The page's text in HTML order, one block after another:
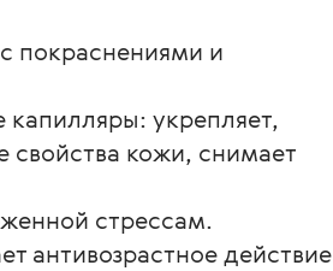
покраснениями и
укрепляет,
кожи, снимает
стрессам.
антивозрастное